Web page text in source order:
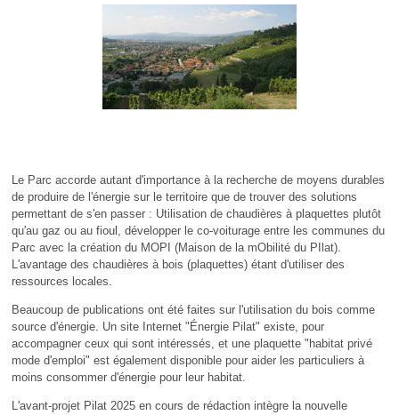
Le Parc accorde autant d'importance à la recherche de moyens durables
de produire de l'énergie sur le territoire que de trouver des solutions
permettant de s'en passer : Utilisation de chaudières à plaquettes plutôt
qu'au gaz ou au fioul, développer le co-voiturage entre les communes du
Parc avec la création du MOPI (Maison de la mObilité du PIlat).
L'avantage des chaudières à bois (plaquettes) étant d'utiliser des
ressources locales.
Beaucoup de publications ont été faites sur l'utilisation du bois comme
source d'énergie. Un site Internet "Énergie Pilat" existe, pour
accompagner ceux qui sont intéressés, et une plaquette "habitat privé
mode d'emploi" est également disponible pour aider les particuliers à
moins consommer d'énergie pour leur habitat.
L'avant-projet Pilat 2025 en cours de rédaction intègre la nouvelle